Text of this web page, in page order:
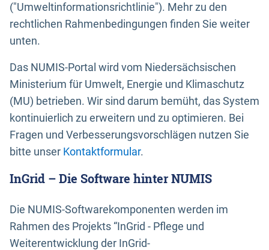
("Umweltinformationsrichtlinie"). Mehr zu den
rechtlichen Rahmenbedingungen finden Sie weiter
unten.
Das NUMIS-Portal wird vom Niedersächsischen
Ministerium für Umwelt, Energie und Klimaschutz
(MU) betrieben. Wir sind darum bemüht, das System
kontinuierlich zu erweitern und zu optimieren. Bei
Fragen und Verbesserungsvorschlägen nutzen Sie
bitte unser Kontaktformular.
InGrid – Die Software hinter NUMIS
Die NUMIS-Softwarekomponenten werden im
Rahmen des Projekts “InGrid - Pflege und
Weiterentwicklung der InGrid-